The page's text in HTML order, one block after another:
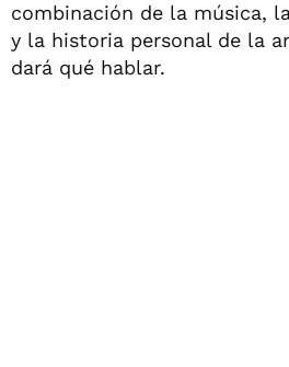
combinación de la música,
y la historia personal de la
dará qué hablar.